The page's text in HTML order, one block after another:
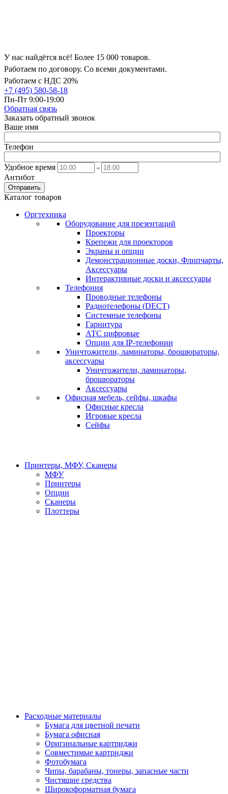
У нас найдётся всё! Более 15 000 товаров.
Работаем по договору. Со всеми документами.
Работаем с НДС 20%
+7 (495) 580-58-18
Пн-Пт 9:00-19:00
Обратная связь
Заказать обратный звонок
Ваше имя
Телефон
Удобное время
-
Антибот
Отправить
Каталог товаров
Оргтехника
Оборудование для презентаций
Проекторы
Крепежи для проекторов
Экраны и опции
Демонстрационные доски, Флипчарты,
Аксессуары
Интерактивные доски и аксессуары
Телефония
Проводные телефоны
Радиотелефоны (DECT)
Системные телефоны
Гарнитура
АТС цифровые
Опции для IP-телефонии
Уничтожители, ламинаторы, брошюраторы,
аксессуары
Уничтожители, ламинаторы,
брошюраторы
Аксессуары
Офисная мебель, сейфы, шкафы
Офисные кресла
Игровые кресла
Сейфы
Принтеры, МФУ, Сканеры
МФУ
Принтеры
Опции
Сканеры
Плоттеры
Расходные материалы
Бумага для цветной печати
Бумага офисная
Оригинальные картриджи
Совместимые картриджи
Фотобумага
Чипы, барабаны, тонеры, запасные части
Чистящие средства
Широкоформатная бумага